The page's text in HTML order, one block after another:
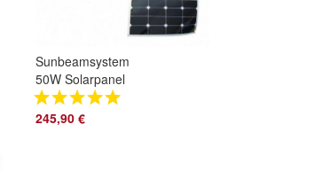
Sunbeamsystem
50W Solarpanel
flexibel begehbar
mit Laderegler
245,90 €